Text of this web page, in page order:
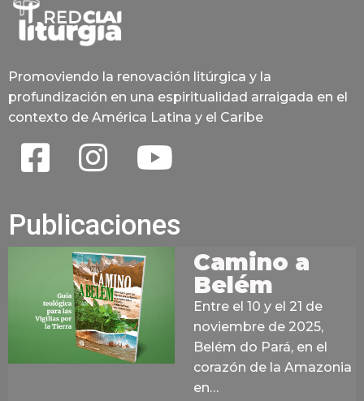
Promoviendo la renovación litúrgica y la
profundización en una espiritualidad arraigada en el
contexto de América Latina y el Caribe
Publicaciones
Camino a
Belém
Entre el 10 y el 21 de
noviembre de 2025,
Belém do Pará, en el
corazón de la Amazonia
en…